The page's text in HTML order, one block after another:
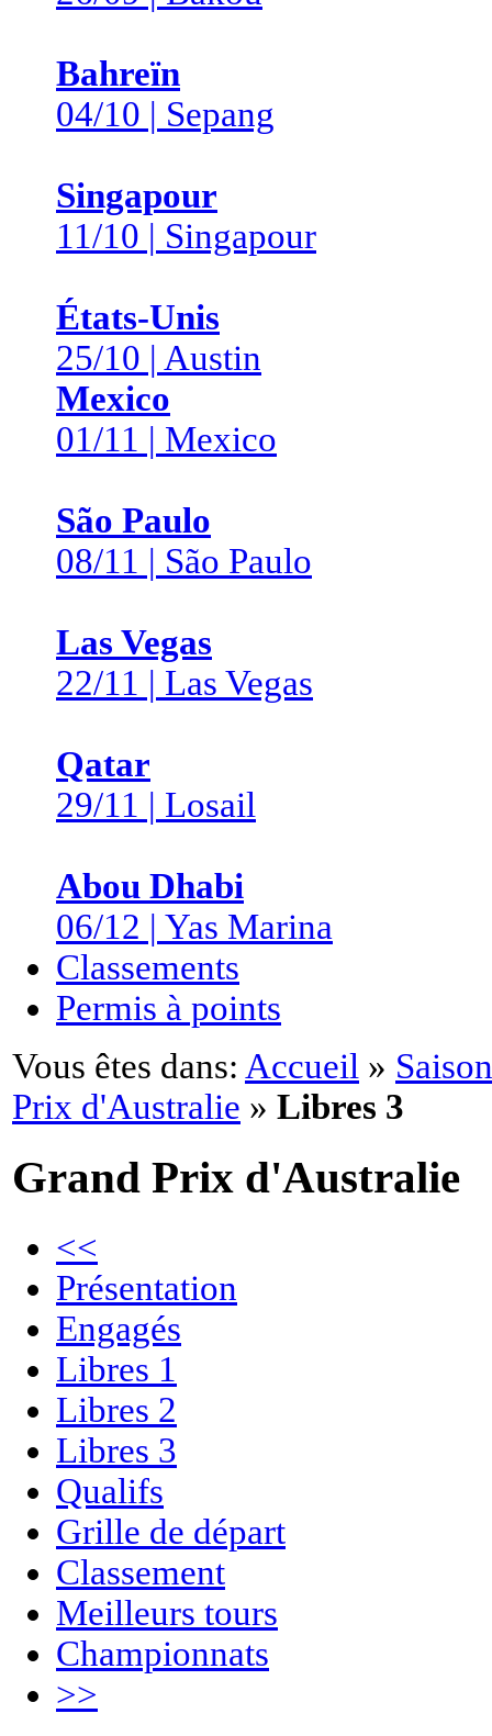
Bahreïn
04/10 | Sepang
Singapour
11/10 | Singapour
États-Unis
25/10 | Austin
Mexico
01/11 | Mexico
São Paulo
08/11 | São Paulo
Las Vegas
22/11 | Las Vegas
Qatar
29/11 | Losail
Abou Dhabi
06/12 | Yas Marina
Classements
Permis à points
Vous êtes dans: Accueil »
Prix d'Australie » Libres 3
Grand Prix d'Australie
<<
Présentation
Engagés
Libres 1
Libres 2
Libres 3
Qualifs
Grille de départ
Classement
Meilleurs tours
Championnats
>>